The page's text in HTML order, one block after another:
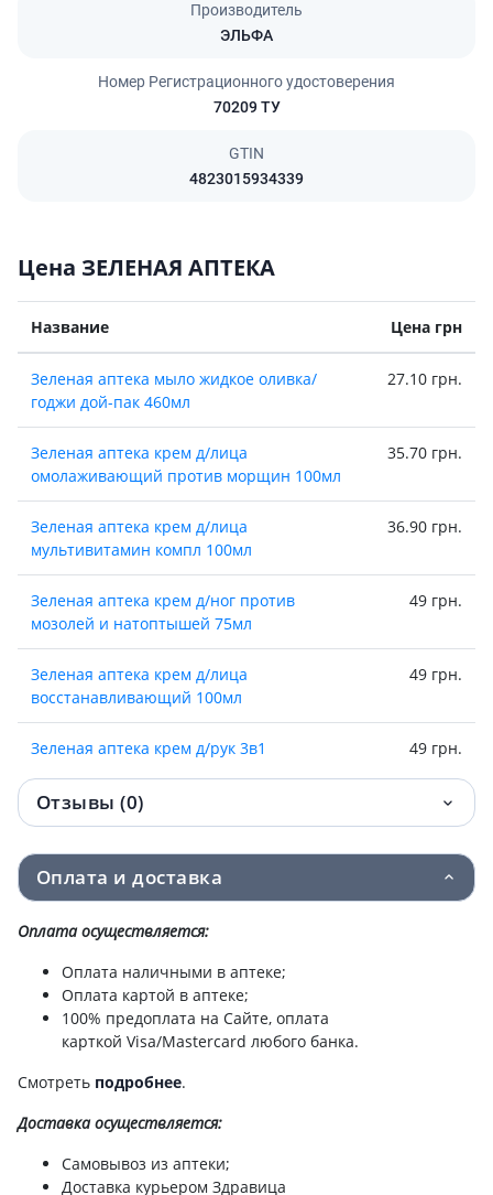
Производитель
ЭЛЬФА
Номер Регистрационного удостоверения
70209 ТУ
GTIN
4823015934339
Цена ЗЕЛЕНАЯ АПТЕКА
Название Цена грн
Зеленая аптека мыло жидкое оливка/
годжи дой-пак 460мл
27.10 грн.
Зеленая аптека крем д/лица
омолаживающий против морщин 100мл
35.70 грн.
Зеленая аптека крем д/лица
мультивитамин компл 100мл
36.90 грн.
Зеленая аптека крем д/ног против
мозолей и натоптышей 75мл
49 грн.
Зеленая аптека крем д/лица
восстанавливающий 100мл
49 грн.
Зеленая аптека крем д/рук 3в1
49 грн.
Зеленая аптека крем д/рук 3в1 новая
51 грн.
Зеленая аптека крем д/рук и ногтей алоэ
51.80 грн.
Зеленая аптека крем д/рук лотос/оливка
100мл
Зеленая аптека крем д/рук и ногтей
Зеленая аптека крем д/ног заживл 75мл
Шампунь дегтярный 250мл
Отзывы (0)
Оплата и доставка
Оплата осуществляется:
Оплата наличными в аптеке;
Оплата картой в аптеке;
100% предоплата на Сайте, оплата
карткой Visa/Mastercard любого банка.
Смотреть подробнее.
Доставкаосуществляется:
Самовывоз из аптеки;
Доставка курьером Здравица